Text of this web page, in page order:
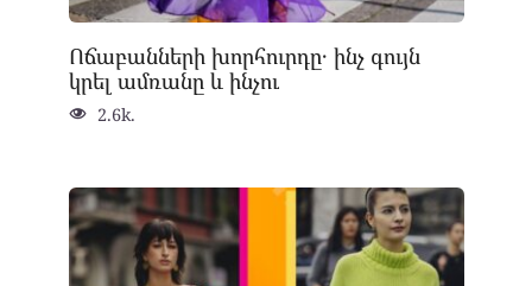
Ոճաբանների խորհուրդը․ ինչ գույն
կրել ամռանը և ինչու
2.6k.